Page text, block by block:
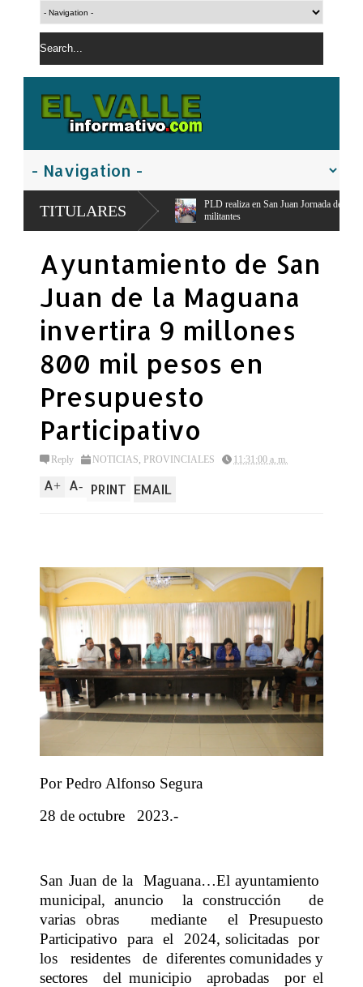
TITULARES
PLD realiza en San Juan Jornada de Esfuerzo Concentrado,moviliza
militantes
Ayuntamiento de San
Juan de la Maguana
invertira 9 millones
800 mil pesos en
Presupuesto
Participativo
Reply NOTICIAS, PROVINCIALES 11:31:00 a. m.
A+ A- PRINT EMAIL
Por Pedro Alfonso Segura
28 de octubre 2023.-
San Juan de la
Maguana…El ayuntamiento
municipal, anuncio
la construcción
de
varias obras
mediante
el Presupuesto
Participativo
para el 2024, solicitadas por
los
residentes de diferentes comunidades y
sectores
del municipio aprobadas
por el